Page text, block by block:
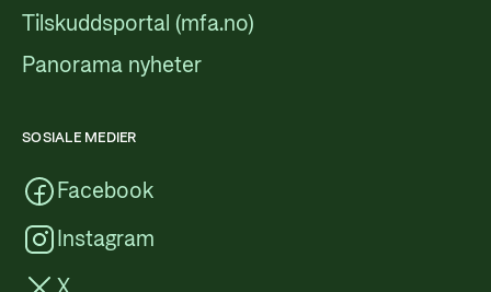
Tilskuddsportal (mfa.no)
Panorama nyheter
SOSIALE MEDIER
Facebook
Instagram